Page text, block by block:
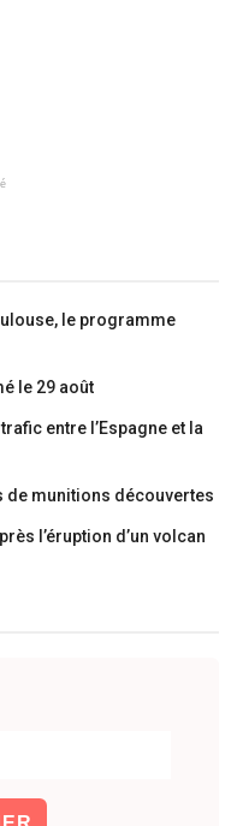
le programme
le 29 août
entre l’Espagne et la
de munitions découvertes
l’éruption d’un volcan